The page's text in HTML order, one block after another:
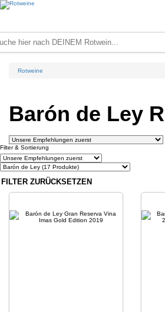
Rotweine
Barón de Ley
Filter & Sortierung
FILTER ZURÜCKSETZEN